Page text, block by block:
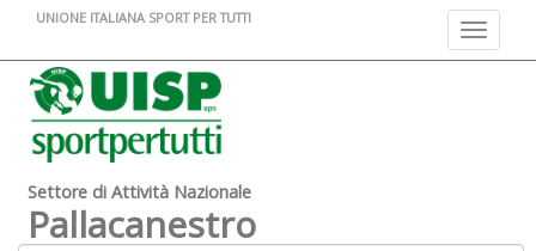
Toggle
UNIONE ITALIANA SPORT PER TUTTI
Settore di Attività Nazionale
Pallacanestro